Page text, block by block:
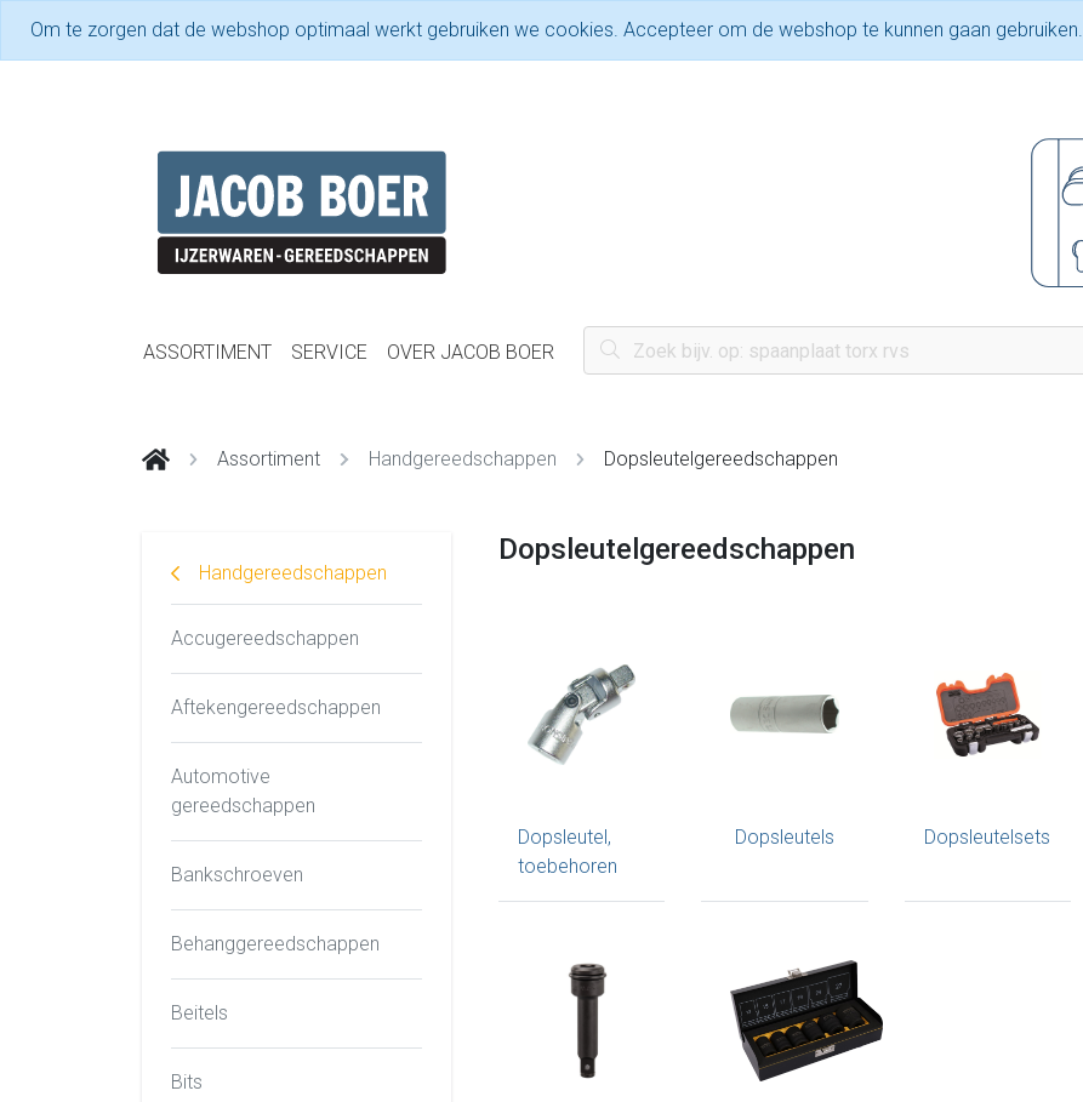
Om te zorgen dat de webshop optimaal werkt gebruiken we cookies. Accepteer om de webshop te kunnen gaan gebruiken.
ASSORTIMENT SERVICE OVER JACOB BOER
Assortiment Handgereedschappen Dopsleutelgereedschappen
Handgereedschappen
Accugereedschappen
Aftekengereedschappen
Automotive
gereedschappen
Bankschroeven
Behanggereedschappen
Beitels
Bits
Dopsleutelgereedschappen
Dopsleutel,
toebehoren
Dopsleutels Dopsleutelsets